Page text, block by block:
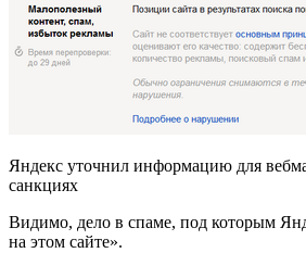
Яндекс уточнил информацию для
санкциях
Видимо, дело в спаме, под которым
на этом сайте».